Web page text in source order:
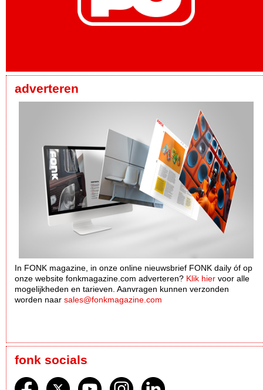
adverteren
In FONK magazine, in onze online nieuwsbrief FONK daily óf op
onze website fonkmagazine.com adverteren? Klik hier voor alle
mogelijkheden en tarieven. Aanvragen kunnen verzonden
worden naar sales@fonkmagazine.com
fonk socials